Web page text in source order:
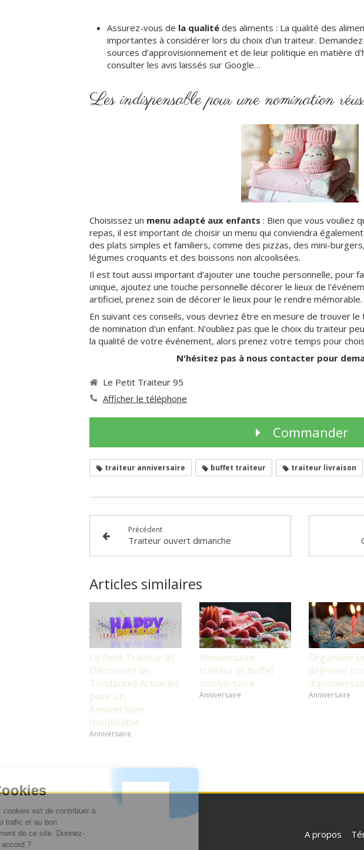
Assurez-vous de la qualité des aliments : La qualité des
importantes à considérer lors du choix d'un traiteur.
sources d'approvisionnement et de leur politique en matière
consulter les avis laissés sur Google…
Les indispensable pour une nomination
Choisissez un menu adapté aux enfants : Bien que vous vouliez
repas, il est important de choisir un menu qui conviendra
des plats simples et familiers, comme des pizzas, des mini-
légumes croquants et des boissons non alcoolisées.
Il est tout aussi important d’ajouter une touche personnelle, pour
unique, ajoutez une touche personnelle décorer le lieux de
artificiel, prenez soin de décorer le lieux pour le rendre mémorable.
En suivant ces conseils, vous devriez être en mesure de trouver
de nomination d'un enfant. N'oubliez pas que le choix du traiteur
la qualité de votre événement, alors prenez votre temps pour
N'hésitez pas à nous contacter pour
Le Petit Traiteur 95
Afficher le téléphone
Commander
traiteur anniversaire buffet traiteur traiteur livraison
Précédent
Traiteur ouvert dimanche
Articles similaires
Le Petit Traiteur 95 :
Découvrez les
Tendances Actuelles
pour un
Anniversaire
Inoubliable
Anniversaire
Anniversaire
traiteur et buffet
anniversaire
Anniversaire
Organiser
déjeuner
Anniversaire
A propos
Les Cookies
Le rôle des cookies est de contribuer à
l'analyse du trafic et au bon
fonctionnement de ce site. Donnez-
vous votre accord ?